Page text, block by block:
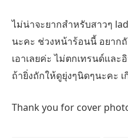
ไม่น่าจะยากสำหรับสาวๆ
นะคะ ช่วงหน้าร้อนนี้ อยาก
เอาเลยค่ะ ไม่ตกเทรนด์แล
ถ้ายิ่งถักให้ดูยุ่งๆนิดๆนะคะ เ
Thank you for cover